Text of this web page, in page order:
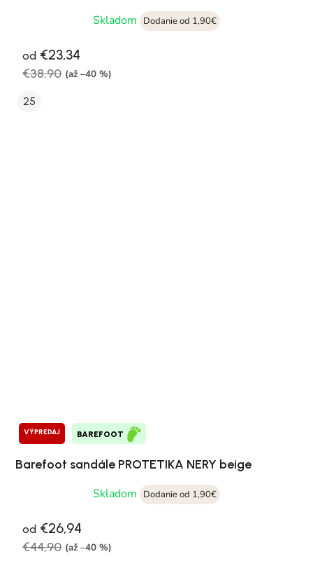
Skladom
Dodanie od 1,90€
od €23,34
€38,90 (až –40 %)
25
VÝPREDAJ BAREFOOT
Barefoot sandále PROTETIKA NERY beige
Skladom
Dodanie od 1,90€
od €26,94
€44,90 (až –40 %)